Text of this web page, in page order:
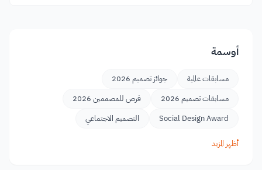
أوسمة
مسابقات عالمية
جوائز تصميم 2026
مسابقات تصميم 2026
فرص للمصممين 2026
Social Design Award
التصميم الاجتماعي
أظهر المزيد